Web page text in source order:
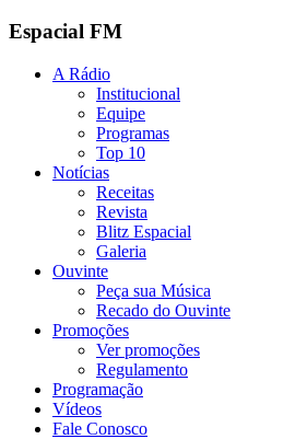
Espacial FM
A Rádio
Institucional
Equipe
Programas
Top 10
Notícias
Receitas
Revista
Blitz Espacial
Galeria
Ouvinte
Peça sua Música
Recado do Ouvinte
Promoções
Ver promoções
Regulamento
Programação
Vídeos
Fale Conosco